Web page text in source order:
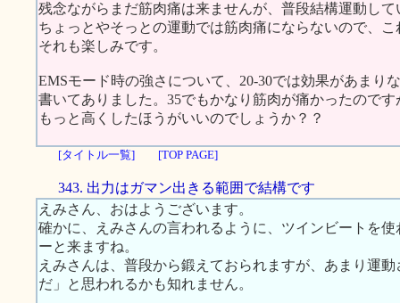
残念ながらまだ筋肉痛は来ませんが、普段結構運動して
ちょっとやそっとの運動では筋肉痛にならないので、
それも楽しみです。
EMSモード時の強さについて、20-30では効果があまり
書いてありました。35でもかなり筋肉が痛かったので
もっと高くしたほうがいいのでしょうか？？
[タイトル一覧] [TOP PAGE]
343. 出力はガマン出きる範囲で結構です
えみさん、おはようございます。
確かに、えみさんの言われるように、ツインビートを
ーと来ますね。
えみさんは、普段から鍛えておられますが、あまり運
だ」と思われるかも知れません。